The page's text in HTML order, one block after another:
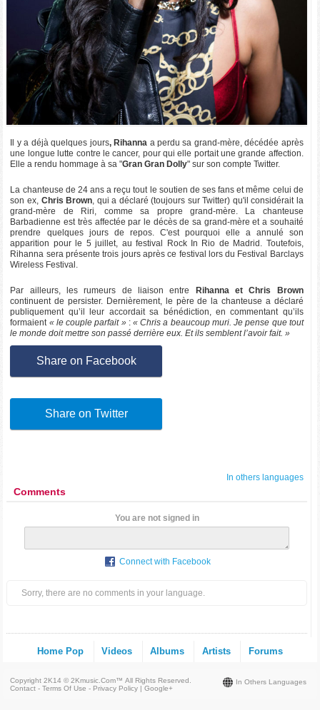
Il y a déjà quelques jours, Rihanna a perdu sa grand-mère, décédée après
une longue lutte contre le cancer, pour qui elle portait une grande affection.
Elle a rendu hommage à sa "Gran Gran Dolly" sur son compte Twitter.
La chanteuse de 24 ans a reçu tout le soutien de ses fans et même celui de
son ex, Chris Brown , qui a déclaré (toujours sur Twitter) qu'il considérait la
grand-mère de Riri, comme sa propre grand-mère. La chanteuse
Barbadienne est très affectée par le décès de sa grand-mère et a souhaité
prendre quelques jours de repos. C'est pourquoi elle a annulé son
apparition pour le 5 juillet, au festival Rock In Rio de Madrid. Toutefois,
Rihanna sera présente trois jours après ce festival lors du Festival Barclays
Wireless Festival.
Par ailleurs, les rumeurs de liaison entre Rihanna et Chris Brown
continuent de persister. Dernièrement, le père de la chanteuse a déclaré
publiquement qu’il leur accordait sa bénédiction, en commentant qu’ils
formaient « le couple parfait »:« Chris a beaucoup muri. Je pense que tout
le monde doit mettre son passé derrière eux. Et ils semblent l’avoir fait. »
Share on Facebook
Share on Twitter
In others languages
Comments
You are not signed in
Connect with Facebook
Sorry, there are no comments in your language.
Home Pop Videos Albums Artists Forums
In Others Languages
Copyright 2K14 © 2Kmusic.com™All Rights Reserved
Contact - Terms Of Use - Privacy Policy |Google+